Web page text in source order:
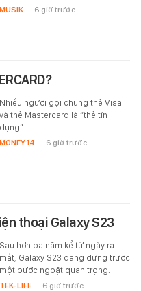
MUSIK - 6 giờ trước
Nhiều người gọi chung thẻ Visa
và thẻ Mastercard là “thẻ tín
dụng”.
MONEY.14 - 6 giờ trước
thoại Galaxy S23
Sau hơn ba năm kể từ ngày ra
mắt, Galaxy S23 đang đứng trước
một bước ngoặt quan trọng.
TEK-LIFE - 6 giờ trước